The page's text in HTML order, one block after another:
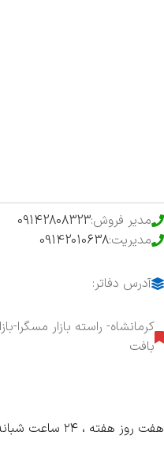
مدیر فروش:09142808323
مدیریت:09142010638
آدرس دفاتر:
کرمانشاه- راسته بازار
بافت
هفت روز هفته ، ۲۴ ساعت شبانه‌روز پاسخگوی شما هستیم.